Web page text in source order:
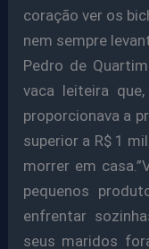
coração ver os
nem sempre
Pedro de
vaca leiteira
proporcionava a
superior a R$ 1
morrer em
pequenos
enfrentar
seus maridos